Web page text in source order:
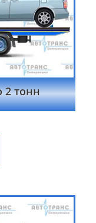
2 тонн